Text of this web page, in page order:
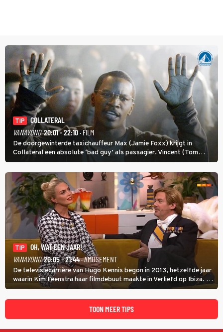
TIP
COLLATERAL
VANAVOND 20:01 - 22:10· FILM
De doorgewinterde taxichauffeur Max (Jamie Foxx) krijgt in
Collateral een absolute ‘bad guy’ als passagier. Vincent (Tom
Cruise) heeft hem nodig om hem de stad door te loodsen om een
wel heel lugubere reden.
TIP
OH, WAT EEN JAAR!
VANAVOND 20:05 - 21:44· AMUSEMENT
De televisiecarrière van Hugo Kennis begon in 2013, hetzelfde jaar
waarin Kim Feenstra haar filmdebuut maakte in Verliefd op Ibiza. In
Oh, Wat een Jaar! wordt duidelijk wat ze nog meer weten van het
jaar waarin ze allebei eindtwintigers waren.
TOON MEER TIPS